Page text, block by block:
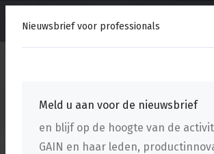
Nieuwsbrief voor professionals
Meld u aan voor de nieuwsbrief
en blijf op de hoogte van de
GAIN en haar leden,